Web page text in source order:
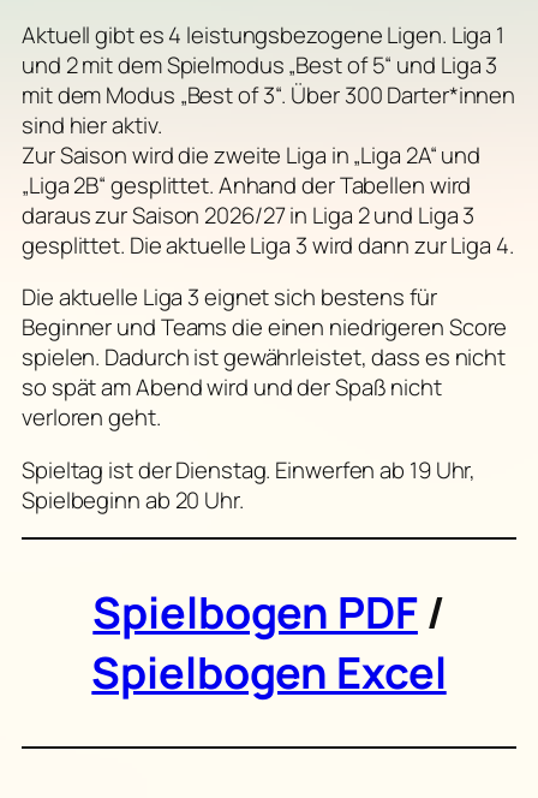
Aktuell gibt es 4 leistungsbezogene Ligen. Liga 1
und 2 mit dem Spielmodus „Best of 5“ und Liga 3
mit dem Modus „Best of 3“. Über 300 Darter*innen
sind hier aktiv.
Zur Saison wird die zweite Liga in „Liga 2A“ und
„Liga 2B“ gesplittet. Anhand der Tabellen wird
daraus zur Saison 2026/27 in Liga 2 und Liga 3
gesplittet. Die aktuelle Liga 3 wird dann zur Liga 4.
Die aktuelle Liga 3 eignet sich bestens für
Beginner und Teams die einen niedrigeren Score
spielen. Dadurch ist gewährleistet, dass es nicht
so spät am Abend wird und der Spaß nicht
verloren geht.
Spieltag ist der Dienstag. Einwerfen ab 19 Uhr,
Spielbeginn ab 20 Uhr.
Spielbogen PDF/
Spielbogen Excel